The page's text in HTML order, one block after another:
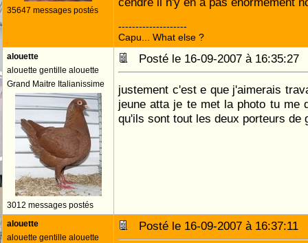
35647 messages postés
--------------------
Capu... What else ?
alouette
alouette gentille alouette
Grand Maitre Italianissime
3012 messages postés
Posté le 16-09-2007 à
justement c'est e que j'aimerais
jeune atta je te met la photo tu me
qu'ils sont tout les deux porteurs de
alouette
alouette gentille alouette
Posté le 16-09-2007 à 16:37:11